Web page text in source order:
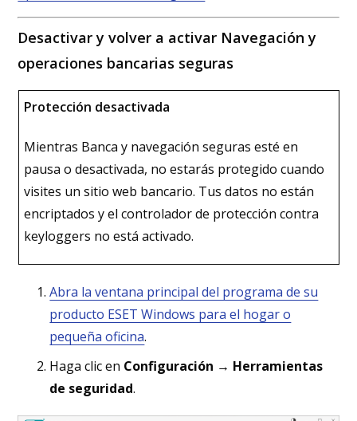
Desactivar y volver a activar Navegación y
operaciones bancarias seguras
Protección desactivada
Mientras Banca y navegación seguras esté en
pausa o desactivada, no estarás protegido cuando
visites un sitio web bancario. Tus datos no están
encriptados y el controlador de protección contra
keyloggers no está activado.
Abra la ventana principal del programa de su
producto ESET Windows para el hogar o
pequeña oficina.
Haga clic en Configuración → Herramientas
de seguridad.